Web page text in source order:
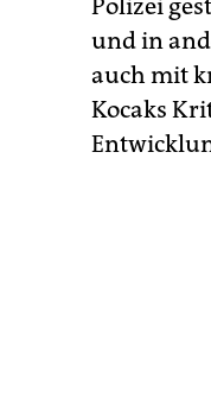
Polizei
und in
auch mit
Kocaks